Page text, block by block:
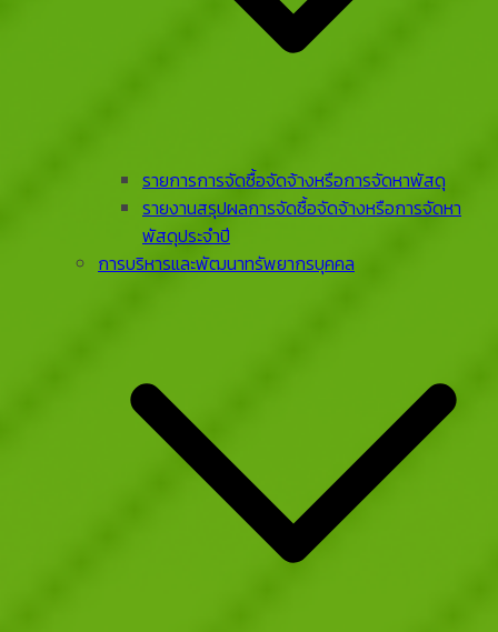
รายการการจัดซื้อจัดจ้างหรือการจัดหาพัสดุ
รายงานสรุปผลการจัดซื้อจัดจ้างหรือการจัดหา
พัสดุประจําปี
การบริหารและพัฒนาทรัพยากรบุคคล